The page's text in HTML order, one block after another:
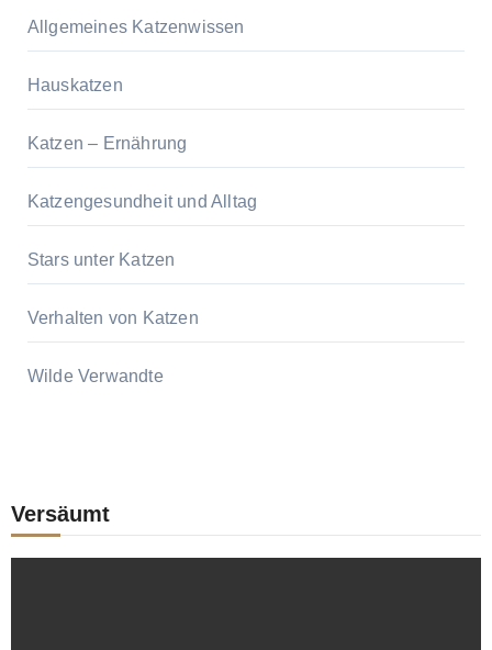
Allgemeines Katzenwissen
Hauskatzen
Katzen – Ernährung
Katzengesundheit und Alltag
Stars unter Katzen
Verhalten von Katzen
Wilde Verwandte
Versäumt